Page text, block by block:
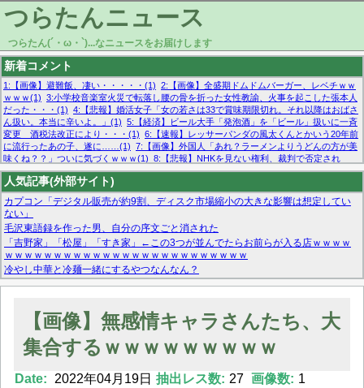
つらたんニュース
つらたん(´・ω・`)...なニュースをお届けします
新着コメント
1:【画像】避難飯、凄い・・・・・(1) 2:【画像】全盛期ドムドムバーガー、レベチｗｗ
ｗｗｗ(1) 3:小学校音楽室火災で転落し腰の骨を折った女性教諭、火事を起こした張本人
だった・・・(1) 4:【悲報】婚活女子「女の若さは33で賞味期限切れ。それ以降はおばさ
ん扱い。本当に辛いよ。」(1) 5:【経済】ビール大手「発泡酒」を「ビール」扱いに一斉
変更 酒税法改正により・・・(1) 6:【速報】レッサーパンダの風太くんとかいう20年前
に流行ったあの子、遂に……(1) 7:【画像】外国人「あれ？ラーメンよりうどんの方が美
味くね？？」ついに気づくｗｗｗ(1) 8:【悲報】NHKを見ない権利、裁判で否定され
る・・・(1) 9:欧州委員長「原発縮小は間違いでした」(1) 10:【悲報】日本企業の人手不
足、限界突破 52%「正社員も足りてません…」(1)
人気記事(外部サイト)
カプコン「デジタル販売が約9割、ディスク市場縮小の大きな影響は想定してい
ない」
毛沢東語録を作った男、自分の序文ごと消された
「吉野家」「松屋」「すき家」←この3つが並んでたらお前らが入る店ｗｗｗｗ
ｗｗｗｗｗｗｗｗｗｗｗｗｗｗｗｗｗｗｗｗｗｗｗｗｗ
冷やし中華と冷麺一緒にするやつなんなん？
マーベル帝国、まさかの反省！？『サンダーボルツ』の高評価は本物か？ディズ
【モー娘。石田亜佑美】ファーストテイク出演も新規獲得ならず？北川莉央が1
【画像あり】FacebookとかTwitterで拾ったエロ画像貼ってくよ
【画像】無感情キャラさんたち、大
集合するｗｗｗｗｗｗｗｗｗ
Date: 2022年04月19日 抽出レス数: 27 画像数: 1